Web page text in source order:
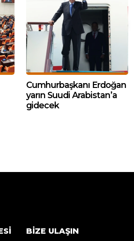
Cumhurbaşkanı Erdoğan
yarın Suudi Arabistan’a
gidecek
BIZE ULAŞIN